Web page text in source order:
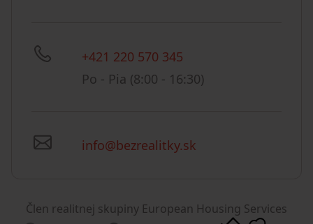
+421 220 570 345
Po - Pia (8:00 - 16:30)
info@bezrealitky.sk
Člen realitnej skupiny European Housing Services